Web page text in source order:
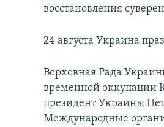
восстановления
24 августа Украина
Верховная Рада
временной оккупации
президент Украины
Международные